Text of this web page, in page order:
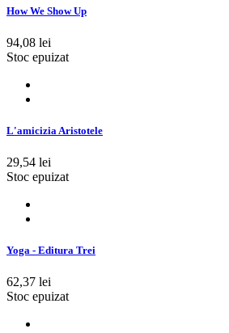
How We Show Up
94,08 lei
Stoc epuizat
L'amicizia Aristotele
29,54 lei
Stoc epuizat
Yoga - Editura Trei
62,37 lei
Stoc epuizat